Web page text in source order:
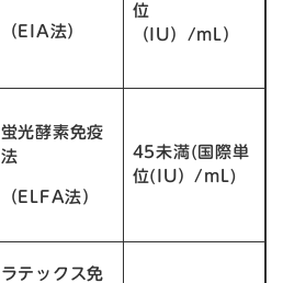
（EIA法）
位
（IU）/mL）
蛍光酵素免疫
法
（ELFA法）
45未満(国際単
位(IU）/mL)
ラテックス免